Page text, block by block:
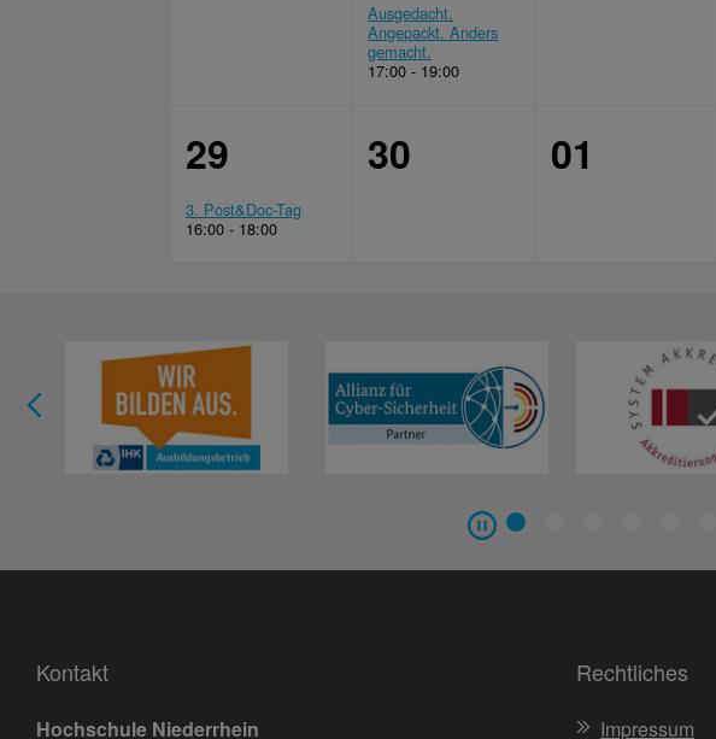
Ausgedacht.
Angepackt. Anders
gemacht.
17:00 - 19:00
29
3. Post&Doc-Tag
16:00 - 18:00
30 01
Kontakt
Hochschule Niederrhein
Rechtliches
Impressum